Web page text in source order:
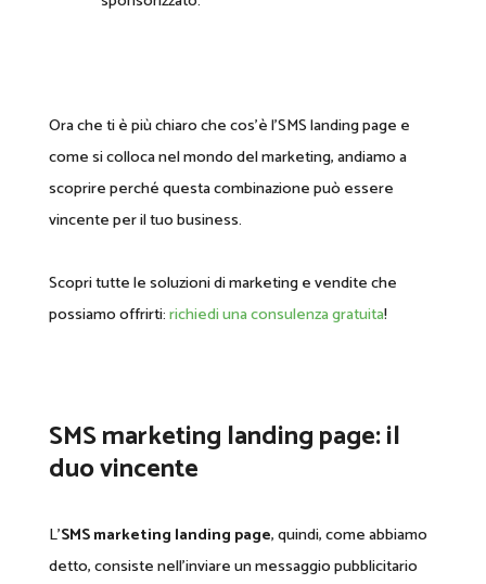
Ora che ti è più chiaro che cos’è l’SMS landing page e
come si colloca nel mondo del marketing, andiamo a
scoprire perché questa combinazione può essere
vincente per il tuo business.
Scopri tutte le soluzioni di marketing e vendite che
possiamo offrirti:richiedi una consulenza gratuita!
SMS marketing landing page: il
duo vincente
L’SMS marketing landing page, quindi, come abbiamo
detto, consiste nell’inviare un messaggio pubblicitario